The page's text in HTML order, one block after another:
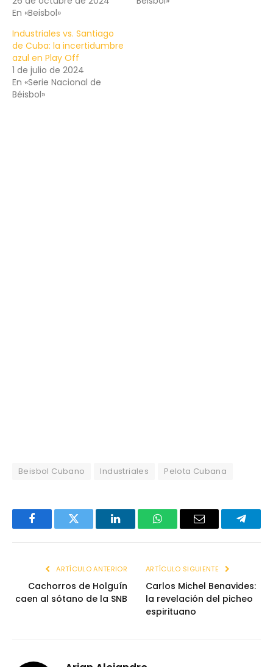
En «Beisbol»
Industriales vs. Santiago
de Cuba: la incertidumbre
azul en Play Off
1 de julio de 2024
En «Serie Nacional de
Béisbol»
Beisbol Cubano Industriales Pelota Cubana
FacebookTwitter LinkedInWhatsAppEmail
ARTÍCULO ANTERIOR
Cachorros de Holguín
caen al sótano de la SNB
ARTÍCULO SIGUIENTE
Carlos Michel Benavides:
la revelación del picheo
espirituano